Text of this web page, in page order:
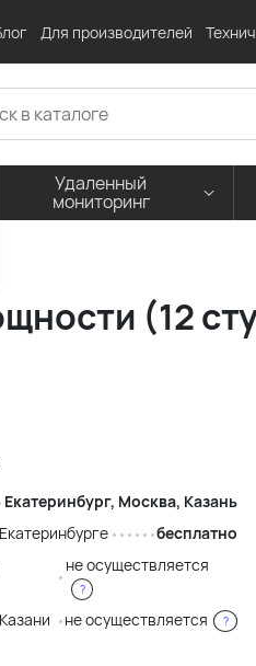
Для производителей
Удаленный
мониторинг
(12
Екатеринбург, Москва, Казань
бесплатно
не осуществляется
?
не осуществляется ?